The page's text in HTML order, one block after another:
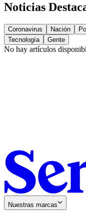
Noticias
Coronavirus Nación
Tecnología
Gente
No hay artículos
Nuestras marcas